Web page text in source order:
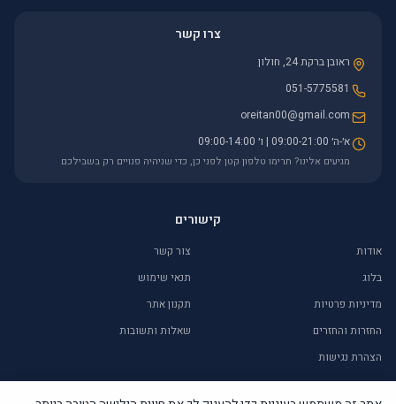
צרו קשר
ראובן ברקת 24, חולון
051-5775581
oreitan00@gmail.com
א׳-ה׳ 09:00-21:00 | ו׳ 09:00-14:00
מגיעים אלינו? תרימו טלפון קטן לפני כן, כדי שניהיה פנויים רק בשבילכם
קישורים
אודות
צור קשר
בלוג
תנאי שימוש
מדיניות פרטיות
תקנון אתר
החזרות והחזרים
שאלות ותשובות
הצהרת נגישות